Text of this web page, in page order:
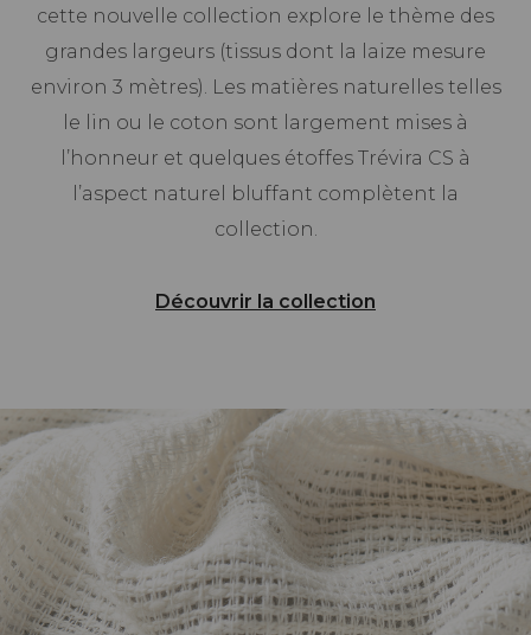
cette nouvelle collection explore le thème des
grandes largeurs (tissus dont la laize mesure
environ 3 mètres). Les matières naturelles telles
le lin ou le coton sont largement mises à
l’honneur et quelques étoffes Trévira CS à
l’aspect naturel bluffant complètent la
collection.
Découvrir la collection